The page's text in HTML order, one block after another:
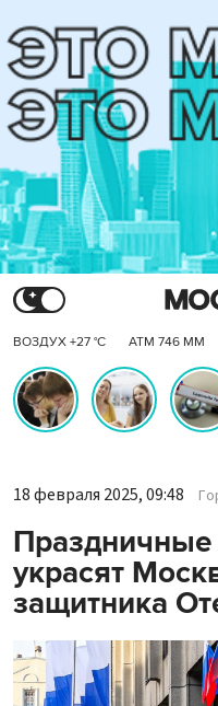
ВОЗДУХ +27 °C АТМ 746 ММ
18 февраля 2025, 09:48
Праздничные
украсят
защитника